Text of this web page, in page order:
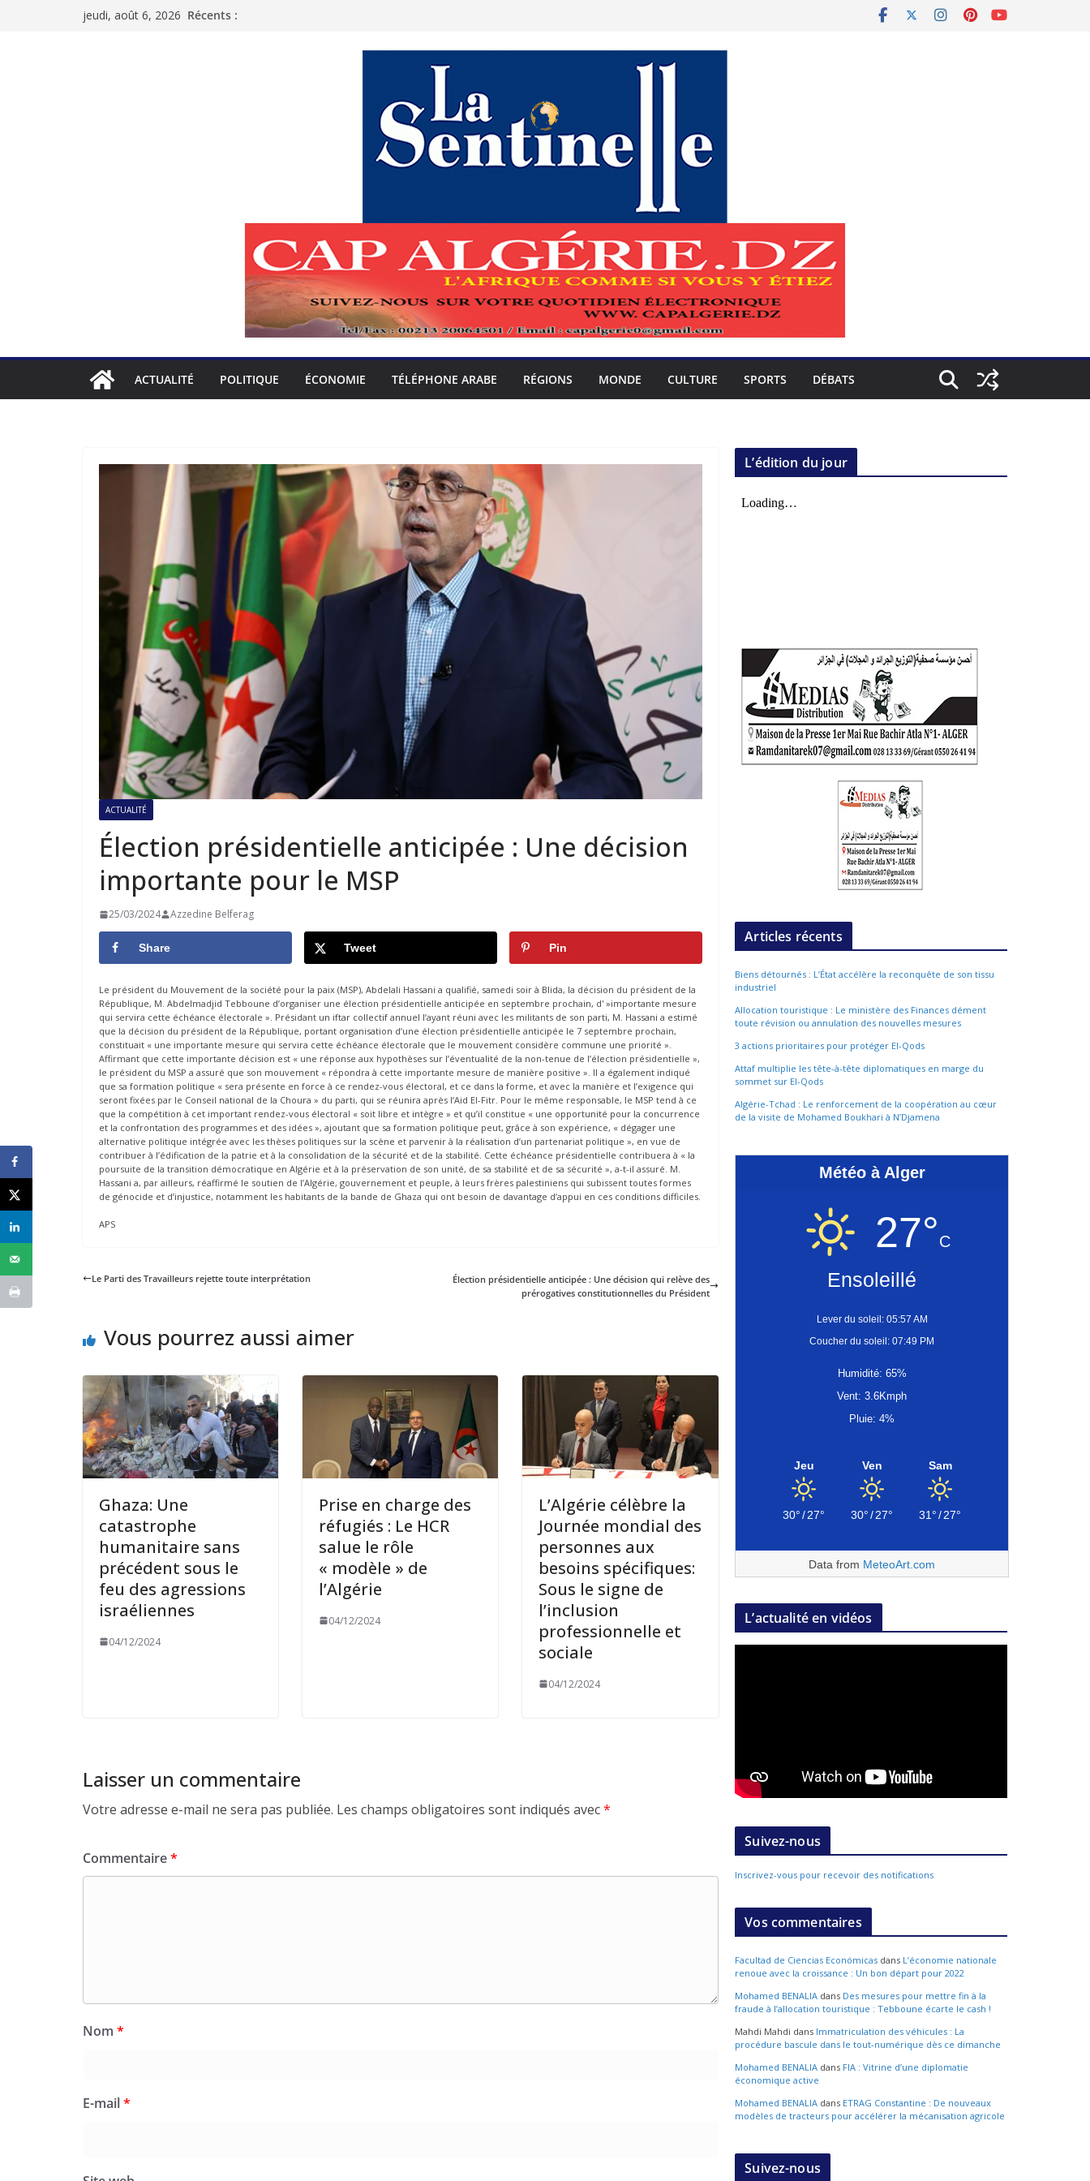
jeudi, août 6, 2026 Récents :
ACTUALITÉ POLITIQUE ÉCONOMIE TÉLÉPHONE ARABE RÉGIONS MONDE CULTURE SPORTS DÉBATS
ACTUALITÉ
Élection présidentielle anticipée : Une décision
importante pour le MSP
25/03/2024 Azzedine Belferag
Share Tweet Pin
Le président du Mouvement de la société pour la paix (MSP), Abdelali Hassani a qualifié, samedi soir à Blida, la décision du président de la
République, M. Abdelmadjid Tebboune d’organiser une élection présidentielle anticipée en septembre prochain, d' »importante mesure
qui servira cette échéance électorale ». Présidant un iftar collectif annuel l’ayant réuni avec les militants de son parti, M. Hassani a estimé
que la décision du président de la République, portant organisation d’une élection présidentielle anticipée le 7 septembre prochain,
constituait « une importante mesure qui servira cette échéance électorale que le mouvement considère commune une priorité ».
Affirmant que cette importante décision est « une réponse aux hypothèses sur l’éventualité de la non-tenue de l’élection présidentielle »,
le président du MSP a assuré que son mouvement « répondra à cette importante mesure de manière positive ». Il a également indiqué
que sa formation politique « sera présente en force à ce rendez-vous électoral, et ce dans la forme, et avec la manière et l’exigence qui
seront fixées par le Conseil national de la Choura » du parti, qui se réunira après l’Aid El-Fitr. Pour le même responsable, le MSP tend à ce
que la compétition à cet important rendez-vous électoral « soit libre et intègre » et qu’il constitue « une opportunité pour la concurrence
et la confrontation des programmes et des idées », ajoutant que sa formation politique peut, grâce à son expérience, « dégager une
alternative politique intégrée avec les thèses politiques sur la scène et parvenir à la réalisation d’un partenariat politique », en vue de
contribuer à l’édification de la patrie et à la consolidation de la sécurité et de la stabilité. Cette échéance présidentielle contribuera à « la
poursuite de la transition démocratique en Algérie et à la préservation de son unité, de sa stabilité et de sa sécurité », a-t-il assuré. M.
Hassani a, par ailleurs, réaffirmé le soutien de l’Algérie, gouvernement et peuple, à leurs frères palestiniens qui subissent toutes formes
de génocide et d’injustice, notamment les habitants de la bande de Ghaza qui ont besoin de davantage d’appui en ces conditions difficiles.
APS
Le Parti des Travailleurs rejette toute interprétation
Élection présidentielle anticipée : Une décision qui relève des
prérogatives constitutionnelles du Président
Vous pourrez aussi aimer
Ghaza: Une
catastrophe
humanitaire sans
précédent sous le
feu des agressions
israéliennes
04/12/2024
Prise en charge des
réfugiés : Le HCR
salue le rôle
« modèle » de
l’Algérie
04/12/2024
L’Algérie célèbre la
Journée mondial des
personnes aux
besoins spécifiques:
Sous le signe de
l’inclusion
professionnelle et
sociale
04/12/2024
Laisser un commentaire
Votre adresse e-mail ne sera pas publiée. Les champs obligatoires sont indiqués avec*
Commentaire*
Nom *
E-mail*
L’édition du jour
Articles récents
Biens détournés : L’État accélère la reconquête de son tissu
industriel
Allocation touristique : Le ministère des Finances dément
toute révision ou annulation des nouvelles mesures
3 actions prioritaires pour protéger El-Qods
Attaf multiplie les tête-à-tête diplomatiques en marge du
sommet sur El-Qods
Algérie-Tchad : Le renforcement de la coopération au cœur
de la visite de Mohamed Boukhari à N’Djamena
Météo à Alger
27°C
Ensoleillé
Lever du soleil: 05:57 AM
Coucher du soleil: 07:49 PM
Humidité: 65%
Vent: 3.6Kmph
Pluie: 4%
Jeu
30°/27°
Ven
30°/27°
Sam
31°/27°
Data from MeteoArt.com
L’actualité en vidéos
Suivez-nous
Inscrivez-vous pour recevoir des notifications
Vos commentaires
Facultad de Ciencias Económicas dans L’économie nationale
renoue avec la croissance : Un bon départ pour 2022
Mohamed BENALIA dans Des mesures pour mettre fin à la
fraude à l’allocation touristique : Tebboune écarte le cash !
Mahdi Mahdi dans Immatriculation des véhicules : La
procédure bascule dans le tout-numérique dès ce dimanche
Mohamed BENALIA dans FIA : Vitrine d’une diplomatie
économique active
Mohamed BENALIA dans ETRAG Constantine : De nouveaux
modèles de tracteurs pour accélérer la mécanisation agricole
Suivez-nous